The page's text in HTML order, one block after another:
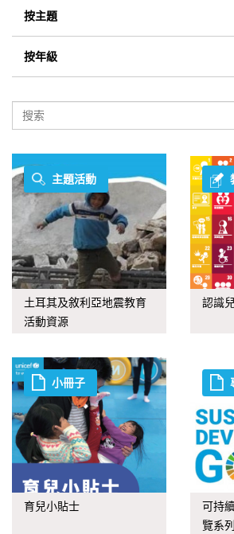
按主題
按年級
主題活動
土耳其及敘利亞地震教育
活動資源
認識
小冊子
育兒小貼士
可持
覽系列